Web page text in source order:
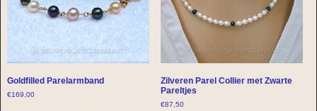
Goldfilled Parelarmband
€169,00
Zilveren Parel Collier met Zwarte
Pareltjes
€87,50